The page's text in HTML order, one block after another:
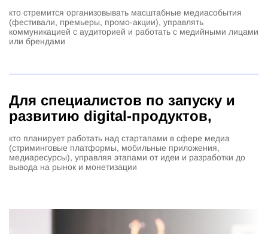
кто стремится организовывать масштабные медиасобытия
(фестивали, премьеры, промо-акции), управлять
коммуникацией с аудиторией и работать с медийными лицами
или брендами
Для специалистов по запуску и
развитию digital-продуктов,
кто планирует работать над стартапами в сфере медиа
(стриминговые платформы, мобильные приложения,
медиаресурсы), управляя этапами от идеи и разработки до
вывода на рынок и монетизации